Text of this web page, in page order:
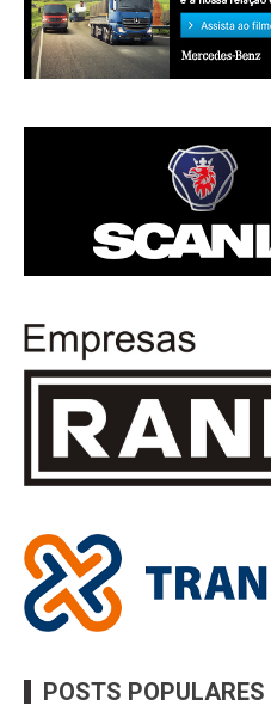
POSTS POPULARES